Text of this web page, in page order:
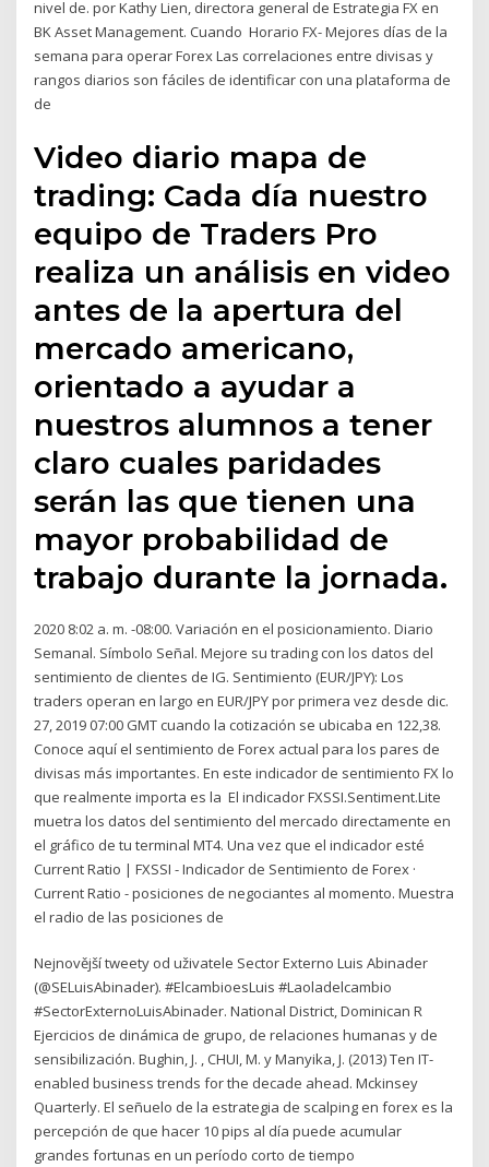
nivel de. por Kathy Lien, directora general de Estrategia FX en
BK Asset Management. Cuando Horario FX- Mejores días de la
semana para operar Forex Las correlaciones entre divisas y
rangos diarios son fáciles de identificar con una plataforma de
de
Video diario mapa de
trading: Cada día nuestro
equipo de Traders Pro
realiza un análisis en video
antes de la apertura del
mercado americano,
orientado a ayudar a
nuestros alumnos a tener
claro cuales paridades
serán las que tienen una
mayor probabilidad de
trabajo durante la jornada.
2020 8:02 a. m. -08:00. Variación en el posicionamiento. Diario
Semanal. Símbolo Señal. Mejore su trading con los datos del
sentimiento de clientes de IG. Sentimiento (EUR/JPY): Los
traders operan en largo en EUR/JPY por primera vez desde dic.
27, 2019 07:00 GMT cuando la cotización se ubicaba en 122,38.
Conoce aquí el sentimiento de Forex actual para los pares de
divisas más importantes. En este indicador de sentimiento FX lo
que realmente importa es la El indicador FXSSI.Sentiment.Lite
muetra los datos del sentimiento del mercado directamente en
el gráfico de tu terminal MT4. Una vez que el indicador esté
Current Ratio | FXSSI - Indicador de Sentimiento de Forex ·
Current Ratio - posiciones de negociantes al momento. Muestra
el radio de las posiciones de
Nejnovější tweety od uživatele Sector Externo Luis Abinader
(@SELuisAbinader). #ElcambioesLuis #Laoladelcambio
#SectorExternoLuisAbinader. National District, Dominican R
Ejercicios de dinámica de grupo, de relaciones humanas y de
sensibilización. Bughin, J. , CHUI, M. y Manyika, J. (2013) Ten IT-
enabled business trends for the decade ahead. Mckinsey
Quarterly. El señuelo de la estrategia de scalping en forex es la
percepción de que hacer 10 pips al día puede acumular
grandes fortunas en un período corto de tiempo